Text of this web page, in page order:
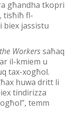
għandha tkopri
tisħiħ fl-
jassistu
Workerssaħaq
il-kmiem u
tax-xogħol.
huwa dritt li
tindirizza
temm